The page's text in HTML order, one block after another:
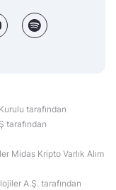
tarafından
tarafından
Midas Kripto Varlık Alım
A.Ş. tarafından